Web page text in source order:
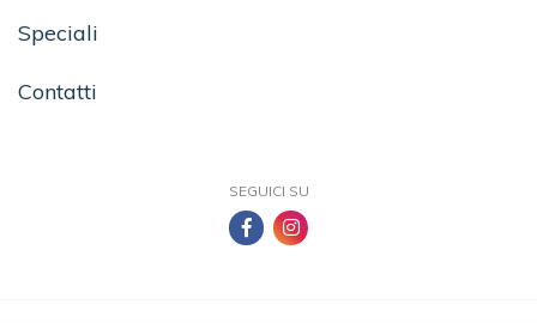
Speciali
Contatti
SEGUICI SU